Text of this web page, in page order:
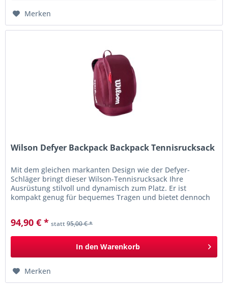
Merken
Wilson Defyer Backpack Backpack Tennisrucksack
Mit dem gleichen markanten Design wie der Defyer-
Schläger bringt dieser Wilson-Tennisrucksack Ihre
Ausrüstung stilvoll und dynamisch zum Platz. Er ist
kompakt genug für bequemes Tragen und bietet dennoch
94,90 € * statt95,00 € *
In den Warenkorb
Merken